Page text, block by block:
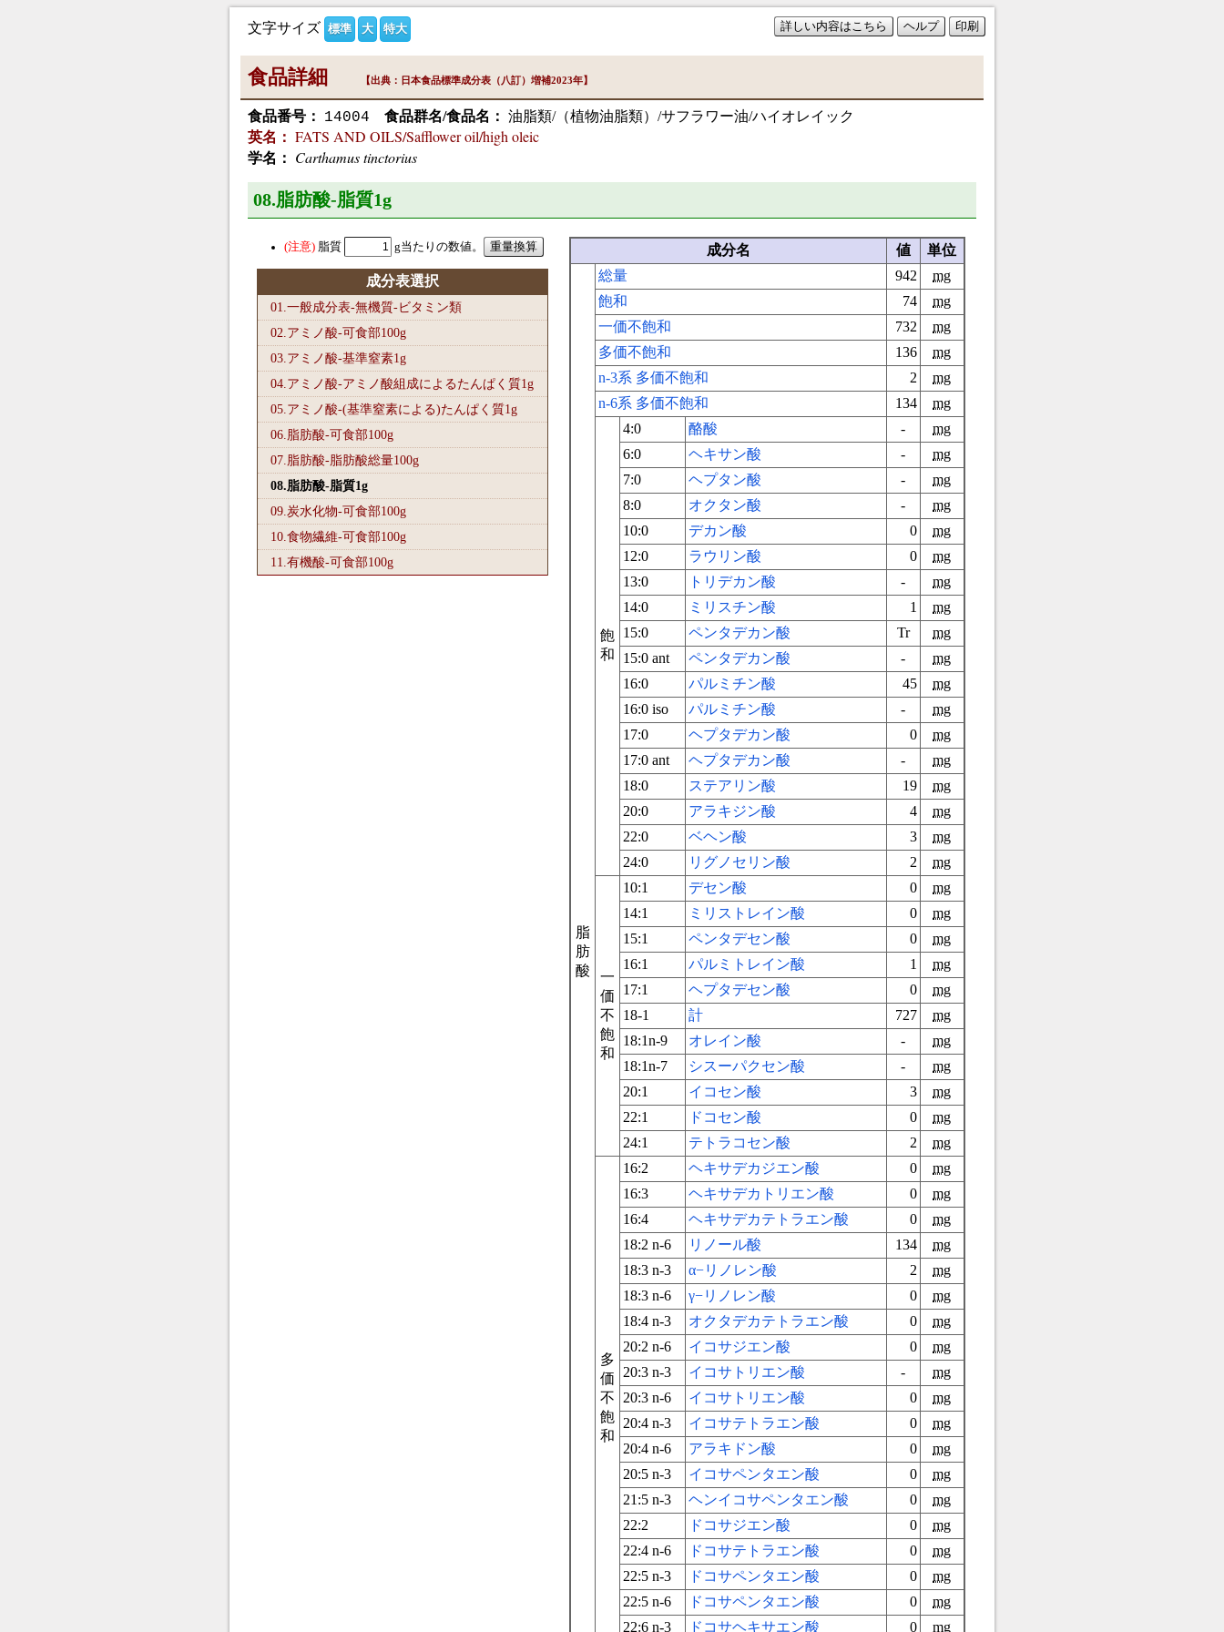
詳しい内容はこちら ヘルプ 印刷
文字サイズ 標準 大 特大
食品詳細 【出典：日本食品標準成分表（八訂）増補2023年】
食品番号： 14004 食品群名/食品名： 油脂類/（植物油脂類）/サフラワー油/ハイオレイック
英名： FATS AND OILS/Safflower oil/high oleic
学名： Carthamus tinctorius
08.脂肪酸-脂質1g
脂質 g当たりの数値。
成分表選択
01.一般成分表-無機質-ビタミン類
02.アミノ酸-可食部100g
03.アミノ酸-基準窒素1g
04.アミノ酸-アミノ酸組成によるたんぱく質1g
05.アミノ酸-(基準窒素による)たんぱく質1g
06.脂肪酸-可食部100g
07.脂肪酸-脂肪酸総量100g
08.脂肪酸-脂質1g
09.炭水化物-可食部100g
10.食物繊維-可食部100g
11.有機酸-可食部100g
成分名 値 単位
脂
肪
酸
総量 942
mg
飽和
74
mg
一価不飽和
732
mg
多価不飽和
136
mg
n-3系 多価不飽和
2
mg
n-6系 多価不飽和
134 mg
飽
和
4:0 酪酸 -
mg
6:0
ヘキサン酸 -
mg
7:0
ヘプタン酸 -
mg
8:0
オクタン酸 -
mg
10:0
デカン酸 0
mg
12:0
ラウリン酸 0
mg
13:0
トリデカン酸 -
mg
14:0
ミリスチン酸 1
mg
15:0
ペンタデカン酸 Tr
mg
15:0 ant
ペンタデカン酸 -
mg
16:0
パルミチン酸 45
mg
16:0 iso
パルミチン酸 -
mg
17:0
ヘプタデカン酸 0
mg
17:0 ant
ヘプタデカン酸 -
mg
18:0
ステアリン酸 19
mg
20:0
アラキジン酸 4
mg
22:0
ベヘン酸 3
mg
24:0
リグノセリン酸 2 mg
一
価
不
飽
和
10:1 デセン酸 0
mg
14:1
ミリストレイン酸 0
mg
15:1
ペンタデセン酸 0
mg
16:1
パルミトレイン酸 1
mg
17:1
ヘプタデセン酸 0
mg
18-1
計 727
mg
18:1n-9
オレイン酸 -
mg
18:1n-7
シスーパクセン酸 -
mg
20:1
イコセン酸 3
mg
22:1
ドコセン酸 0
mg
24:1
テトラコセン酸 2 mg
多
価
不
飽
和
16:2 ヘキサデカジエン酸 0
mg
16:3
ヘキサデカトリエン酸 0
mg
16:4
ヘキサデカテトラエン酸 0
mg
18:2 n-6
リノール酸 134
mg
18:3 n-3
α−リノレン酸 2
mg
18:3 n-6
γ−リノレン酸 0
mg
18:4 n-3
オクタデカテトラエン酸 0
mg
20:2 n-6
イコサジエン酸 0
mg
20:3 n-3
イコサトリエン酸 -
mg
20:3 n-6
イコサトリエン酸 0
mg
20:4 n-3
イコサテトラエン酸 0
mg
20:4 n-6
アラキドン酸 0
mg
20:5 n-3
イコサペンタエン酸 0
mg
21:5 n-3
ヘンイコサペンタエン酸 0
mg
22:2
ドコサジエン酸 0
mg
22:4 n-6
ドコサテトラエン酸 0
mg
22:5 n-3
ドコサペンタエン酸 0
mg
22:5 n-6
ドコサペンタエン酸 0
mg
22:6 n-3
ドコサヘキサエン酸 0 mg